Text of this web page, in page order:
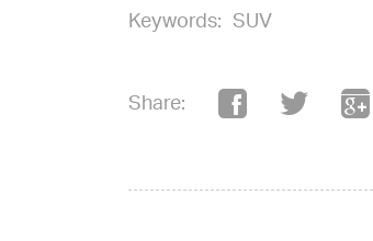
Keywords: SUV
Share: